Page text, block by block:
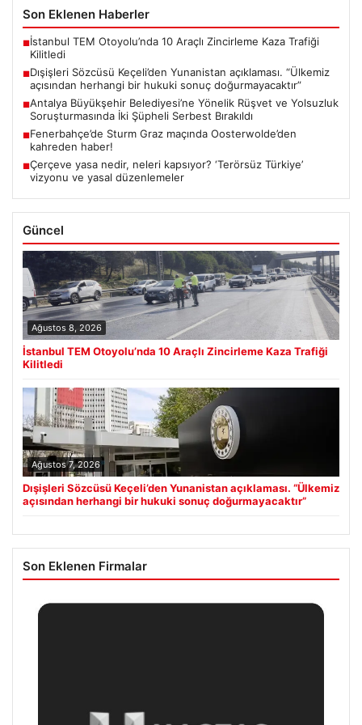
Son Eklenen Haberler
■İstanbul TEM Otoyolu’nda 10 Araçlı Zincirleme Kaza Trafiği
Kilitledi
■Dışişleri Sözcüsü Keçeli’den Yunanistan açıklaması. “Ülkemiz
açısından herhangi bir hukuki sonuç doğurmayacaktır”
■Antalya Büyükşehir Belediyesi’ne Yönelik Rüşvet ve Yolsuzluk
Soruşturmasında İki Şüpheli Serbest Bırakıldı
■Fenerbahçe’de Sturm Graz maçında Oosterwolde’den
kahreden haber!
■Çerçeve yasa nedir, neleri kapsıyor? ‘Terörsüz Türkiye’
vizyonu ve yasal düzenlemeler
Güncel
Ağustos 8, 2026
İstanbul TEM Otoyolu’nda 10 Araçlı Zincirleme Kaza Trafiği
Kilitledi
Ağustos 7, 2026
Dışişleri Sözcüsü Keçeli’den Yunanistan açıklaması. “Ülkemiz
açısından herhangi bir hukuki sonuç doğurmayacaktır”
Son Eklenen Firmalar